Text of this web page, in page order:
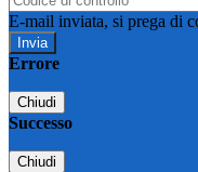
E-mail inviata, si prega di
Errore
Chiudi
Successo
Chiudi